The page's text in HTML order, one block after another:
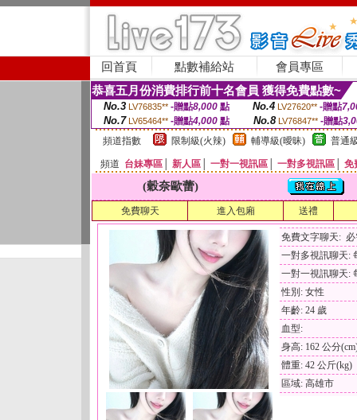
回首頁 點數補給站 會員專區
恭喜五月份消費排行前十名會員 獲得免費點數~
No.3 LV76835** -贈點8,000點 No.4 LV27620** -贈點
No.7 LV65464** -贈點4,000 點 No.8 LV76847** -贈點
頻道指數
限制級(火辣) 輔導級(曖昧) 普通
頻道 台妹專區 新人區 一對一視訊區 一對多視訊區 免
(穀奈歐蕾)
免費聊天 進入包廂 送禮
免費文字聊天:
一對多視訊聊天:
一對一視訊聊天:
性別: 女性
年齡: 24 歲
血型:
身高: 162 公分
體重: 42 公斤(kg)
區域: 高雄市